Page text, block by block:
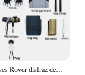
Wuthering Waves Rover disfraz de Cosplay para hombres, traje masculino, peluca, uniforme de Carnaval de Halloween, fiesta de Navidad, nuevo juego